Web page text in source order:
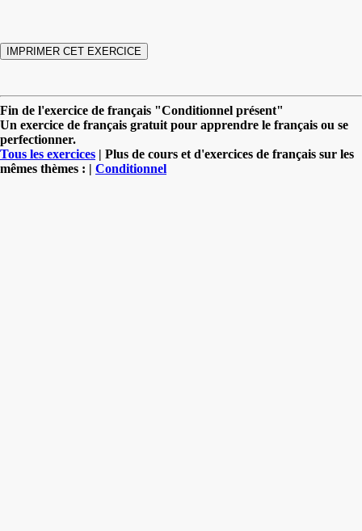
Fin de l'exercice de français "Conditionnel présent"
Un exercice de français gratuit pour apprendre le français ou se
perfectionner.
Tous les exercices | Plus de cours et d'exercices de français sur les
mêmes thèmes : | Conditionnel